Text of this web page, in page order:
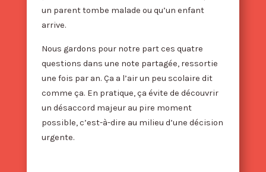
un parent tombe malade ou qu’un enfant
arrive.
Nous gardons pour notre part ces quatre
questions dans une note partagée, ressortie
une fois par an. Ça a l’air un peu scolaire dit
comme ça. En pratique, ça évite de découvrir
un désaccord majeur au pire moment
possible, c’est-à-dire au milieu d’une décision
urgente.